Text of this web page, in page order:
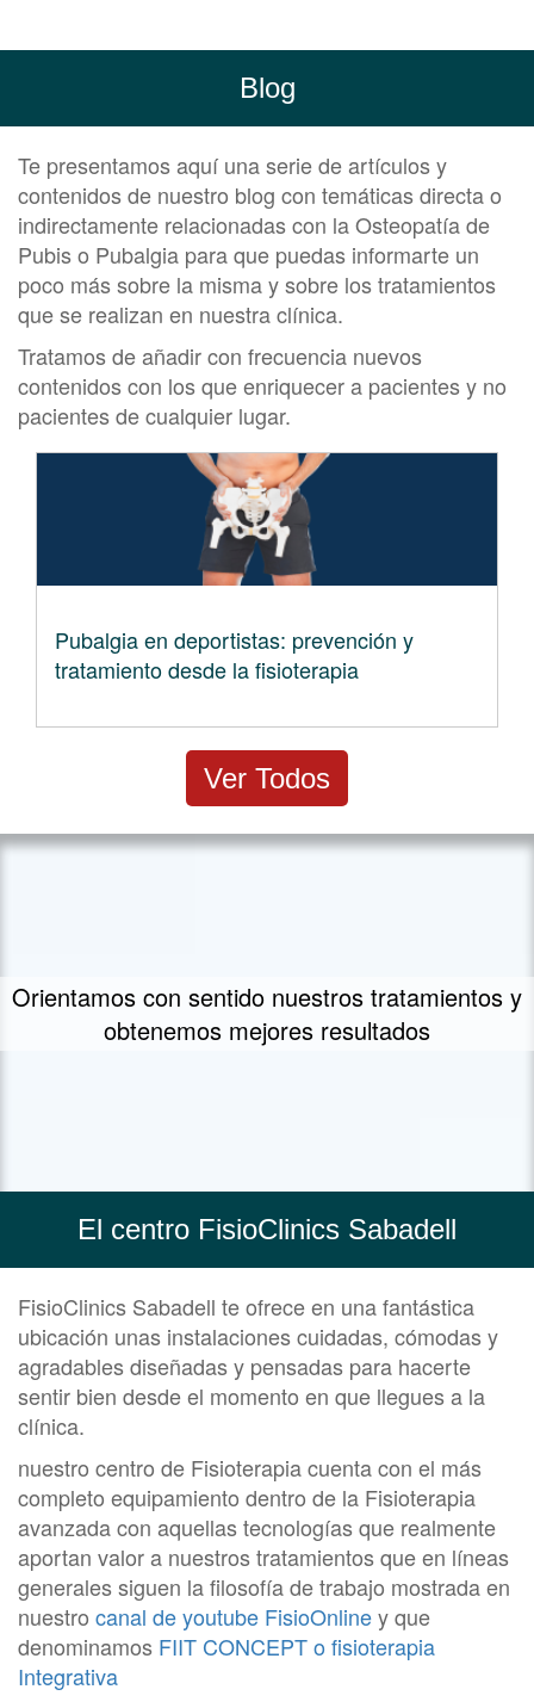
Blog
Te presentamos aquí una serie de artículos y
contenidos de nuestro blog con temáticas directa o
indirectamente relacionadas con la Osteopatía de
Pubis o Pubalgia para que puedas informarte un
poco más sobre la misma y sobre los tratamientos
que se realizan en nuestra clínica.
Tratamos de añadir con frecuencia nuevos
contenidos con los que enriquecer a pacientes y no
pacientes de cualquier lugar.
Pubalgia en deportistas: prevención y
tratamiento desde la fisioterapia
Ver Todos
Un concepto propio de tratamiento - FIIT
Concept
El centro FisioClinics Sabadell
FisioClinics Sabadell te ofrece en una fantástica
ubicación unas instalaciones cuidadas, cómodas y
agradables diseñadas y pensadas para hacerte
sentir bien desde el momento en que llegues a la
clínica.
nuestro centro de Fisioterapia cuenta con el más
completo equipamiento dentro de la Fisioterapia
avanzada con aquellas tecnologías que realmente
aportan valor a nuestros tratamientos que en líneas
generales siguen la filosofía de trabajo mostrada en
nuestro canal de youtube FisioOnliney que
denominamos FIIT CONCEPT o fisioterapia
Integrativa